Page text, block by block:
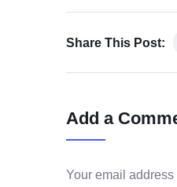
Share This Post:
Add a
Your email